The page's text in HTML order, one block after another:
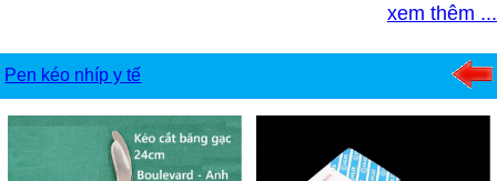
xem thêm ...
Pen kéo nhíp y tế